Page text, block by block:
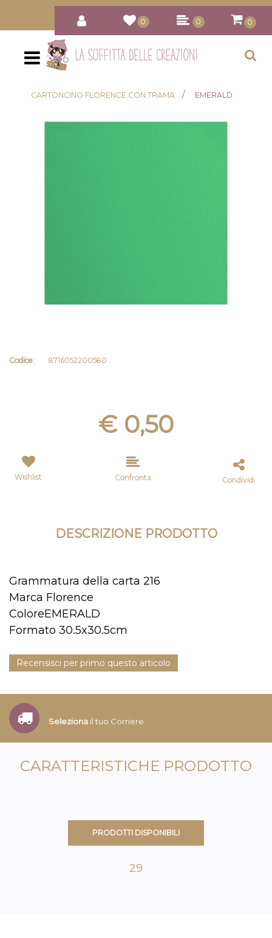
0 0 0
Open
CARTONCINO FLORENCE CON TRAMA EMERALD
Codice: 8716052200580
€ 0,50
Wishlist Confronta Condividi
DESCRIZIONE PRODOTTO
Grammatura della carta 216
Marca Florence
ColoreEMERALD
Formato 30.5x30.5cm
Recensisci per primo questo articolo
Seleziona il tuo Corriere
CARATTERISTICHE PRODOTTO
PRODOTTI DISPONIBILI
29